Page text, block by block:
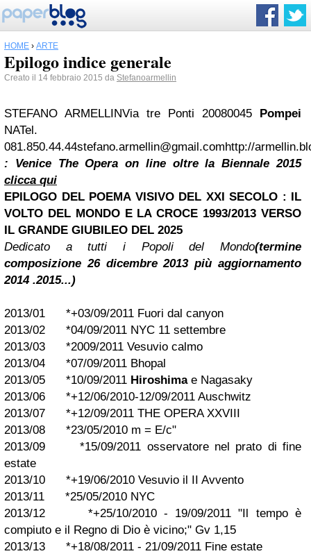
HOME › ARTE
Epilogo indice generale
Creato il 14 febbraio 2015 da Stefanoarmellin
STEFANO ARMELLINVia tre Ponti 20080045 Pompei
NATel.
081.850.44.44stefano.armellin@gmail.comhttp://
: Venice The Opera on line oltre la Biennale 2015
clicca qui
EPILOGO DEL POEMA VISIVO DEL XXI SECOLO : IL
VOLTO DEL MONDO E LA CROCE 1993/2013 VERSO
IL GRANDE GIUBILEO DEL 2025
Dedicato a tutti i Popoli del Mondo(termine
composizione 26 dicembre 2013 più aggiornamento
2014 .2015...)
2013/01 *+03/09/2011 Fuori dal canyon
2013/02 *04/09/2011 NYC 11 settembre
2013/03 *2009/2011 Vesuvio calmo
2013/04 *07/09/2011 Bhopal
2013/05 *10/09/2011 Hiroshimae Nagasaky
2013/06 *+12/06/2010-12/09/2011 Auschwitz
2013/07 *+12/09/2011 THE OPERA XXVIII
2013/08 *23/05/2010 m = E/c"
2013/09 *15/09/2011 osservatore nel prato di fine
estate
2013/10 *+19/06/2010 Vesuvio il II Avvento
2013/11 *25/05/2010 NYC
2013/12 *+25/10/2010 - 19/09/2011 "Il tempo è
compiuto e il Regno di Dio è vicino;" Gv 1,15
2013/13 *+18/08/2011 - 21/09/2011 Fine estate